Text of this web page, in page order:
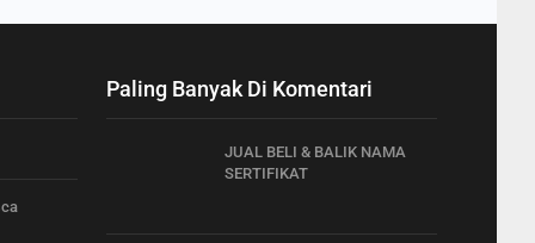
Paling Banyak Di Komentari
JUAL BELI & BALIK NAMA
SERTIFIKAT